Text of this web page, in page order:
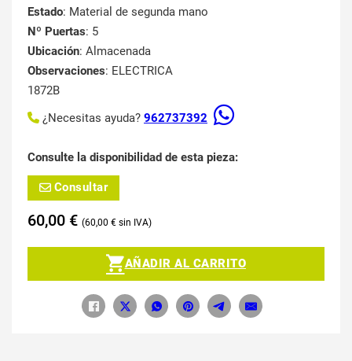
Estado: Material de segunda mano
Nº Puertas: 5
Ubicación: Almacenada
Observaciones: ELECTRICA
1872B
¿Necesitas ayuda? 962737392
Consulte la disponibilidad de esta pieza:
Consultar
60,00 € 60,00 €
AÑADIR AL CARRITO